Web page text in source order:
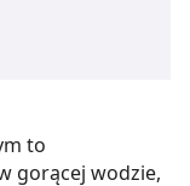
to
gorącej wodzie,